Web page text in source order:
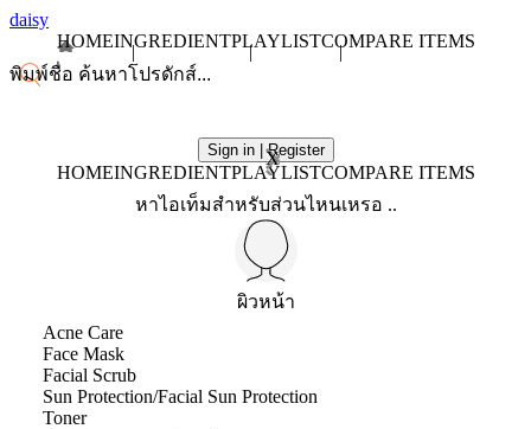
daisy
HOMEINGREDIENTPLAYLISTCOMPARE ITEMS
Sign in | Register
X
HOMEINGREDIENTPLAYLISTCOMPARE ITEMS
หาไอเท็มสำหรับส่วนไหนเหรอ ..
ผิวหน้า
Acne Care
Face Mask
Facial Scrub
Sun Protection/Facial Sun Protection
Toner